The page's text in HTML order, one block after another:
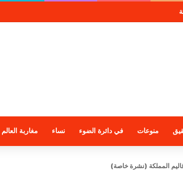
منوعات في دائرة الضوء نساء مغاربة العالم
أقاليم المملكة (نشرة خاصة)